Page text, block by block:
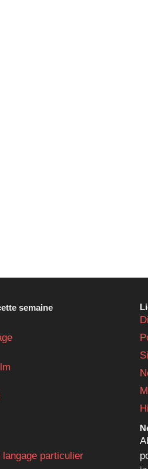
semaine
particulier